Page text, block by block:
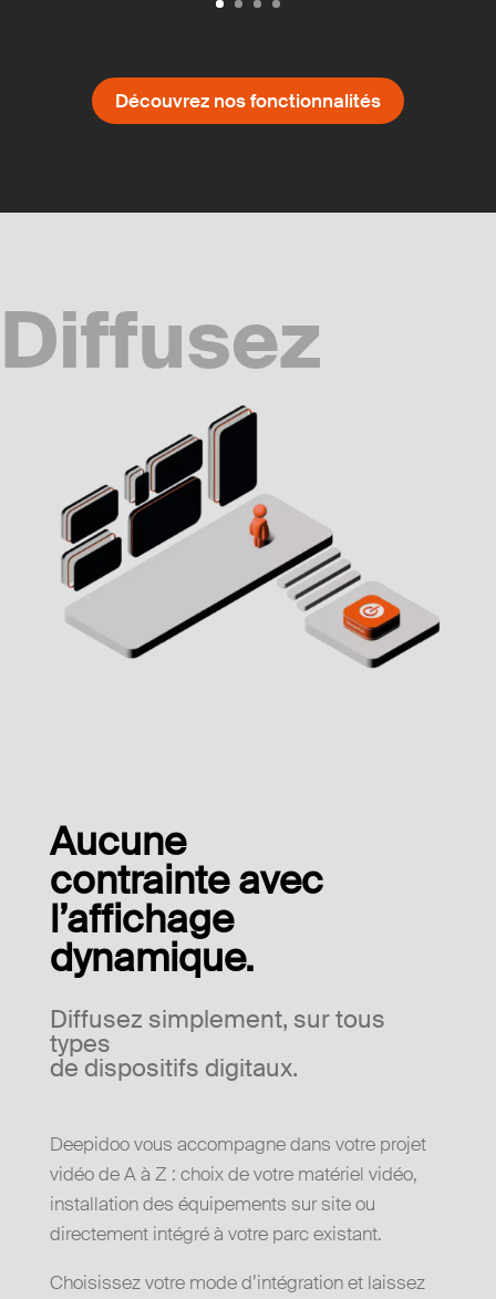
Découvrez nos fonctionnalités
Diffusez
Aucune
contrainte avec
l’affichage
dynamique.
Diffusez simplement, sur tous
types
de dispositifs digitaux.
Deepidoo vous accompagne dans votre projet
vidéo de A à Z : choix de votre matériel vidéo,
installation des équipements sur site ou
directement intégré à votre parc existant.
Choisissez votre mode d’intégration et laissez